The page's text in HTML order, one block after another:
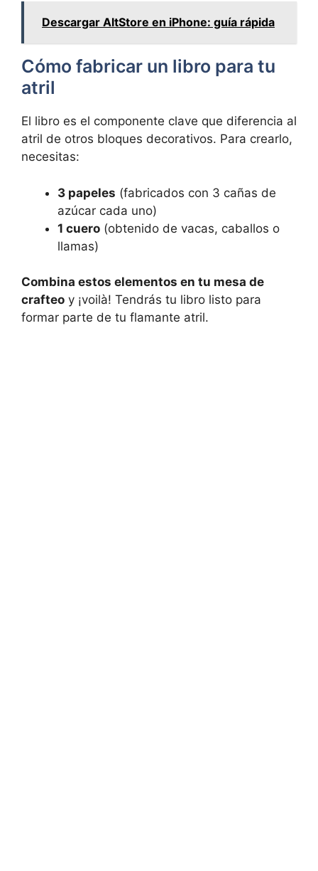
Descargar AltStore en iPhone: guía rápida
Cómo fabricar un libro para ⁤tu
atril
El⁣ libro es el ⁤componente​ clave que diferencia al
atril de ​otros bloques‌ decorativos. ​Para crearlo,​
necesitas:
3 papeles (fabricados ‍con 3 cañas de
azúcar cada uno)
1 cuero (obtenido ​de vacas, caballos o
⁢llamas)
Combina ⁣estos elementos ‍en tu mesa⁣ de
crafteo ⁤y ¡voilà! Tendrás tu⁣ libro listo para
formar parte de tu flamante atril.